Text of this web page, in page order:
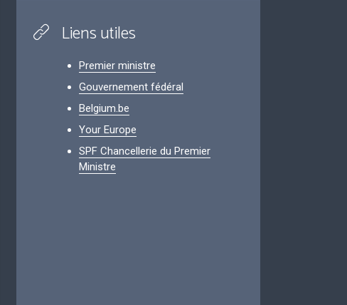
Liens utiles
Premier ministre
Gouvernement fédéral
Belgium.be
Your Europe
SPF Chancellerie du Premier
Ministre